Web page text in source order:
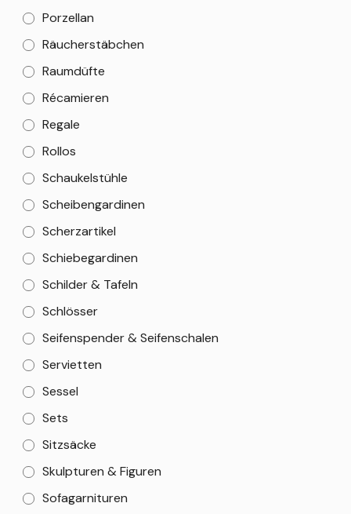
Porzellan
Räucherstäbchen
Raumdüfte
Récamieren
Regale
Rollos
Schaukelstühle
Scheibengardinen
Scherzartikel
Schiebegardinen
Schilder & Tafeln
Schlösser
Seifenspender & Seifenschalen
Servietten
Sessel
Sets
Sitzsäcke
Skulpturen & Figuren
Sofagarnituren